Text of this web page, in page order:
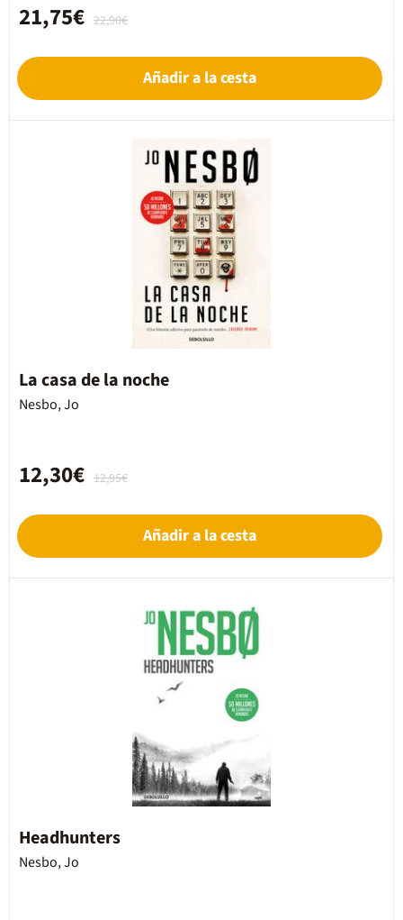
22,90€
21,75€
Añadir a la cesta
La casa de la noche
Nesbo, Jo
12,95€
12,30€
Añadir a la cesta
Headhunters
Nesbo, Jo